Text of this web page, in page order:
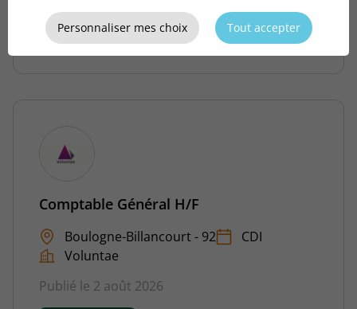
Je postule
Comptable Général H/F
Boulogne-Billancourt - 92
CDI
Voluntae
Publié le 2 août 2026
Personnaliser mes choix Tout accepter